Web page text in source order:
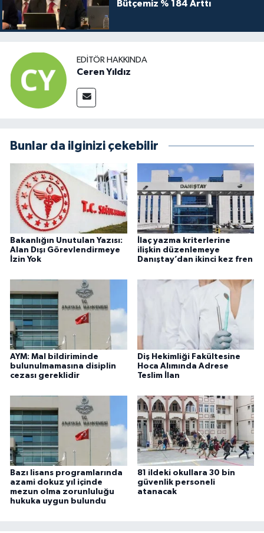
Bütçemiz % 184 Arttı
EDITÖR HAKKINDA
Ceren Yıldız
Bunlar da ilginizi çekebilir
Bakanlığın Unutulan Yazısı:
Alan Dışı Görevlendirmeye
İzin Yok
İlaç yazma kriterlerine
ilişkin düzenlemeye
Danıştay’dan ikinci kez fren
AYM: Mal bildiriminde
bulunulmamasına disiplin
cezası gereklidir
Diş Hekimliği Fakültesine
Hoca Alımında Adrese
Teslim İlan
Bazı lisans programlarında
azami dokuz yıl içinde
mezun olma zorunluluğu
hukuka uygun bulundu
81 ildeki okullara 30 bin
güvenlik personeli
atanacak